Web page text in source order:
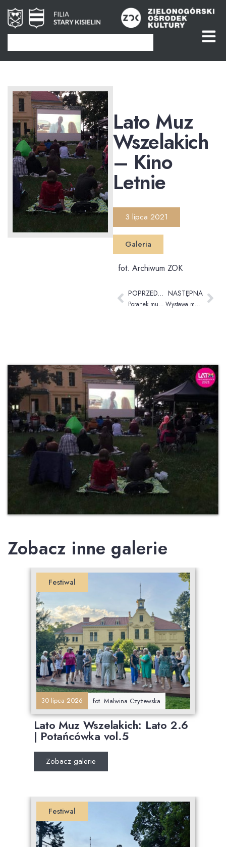
Lato Muz
Wszelakich
– Kino
Letnie
3 lipca 2021
Galeria
fot. Archiwum ZOK
POPRZEDNIA
Poranek muzyczny w Pałacu
NASTĘPNA
Wystawa malarstwa Bogdana Warownego i Lucienne Smagala
Zobacz inne galerie
Festiwal
30 lipca 2026 fot. Malwina Czyżewska
Lato Muz Wszelakich: Lato 2.6
| Potańcówka vol.5
Zobacz galerie
Festiwal